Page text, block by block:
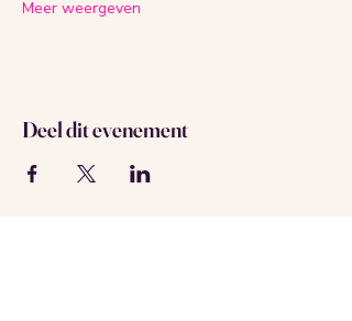
Meer weergeven
Deel dit evenement